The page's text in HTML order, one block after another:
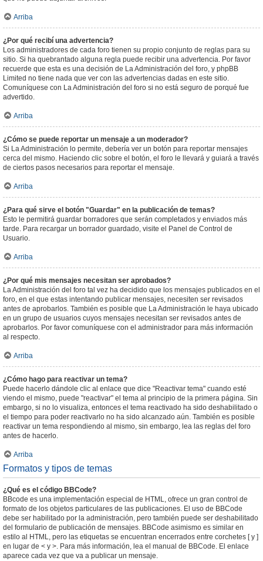
Arriba
¿Por qué recibí una advertencia?
Los administradores de cada foro tienen su propio conjunto de reglas para su
sitio. Si ha quebrantado alguna regla puede recibir una advertencia. Por favor
recuerde que esta es una decisión de La Administración del foro, y phpBB
Limited no tiene nada que ver con las advertencias dadas en este sitio.
Comuníquese con La Administración del foro si no está seguro de porqué fue
advertido.
Arriba
¿Cómo se puede reportar un mensaje a un moderador?
Si La Administración lo permite, debería ver un botón para reportar mensajes
cerca del mismo. Haciendo clic sobre el botón, el foro le llevará y guiará a través
de ciertos pasos necesarios para reportar el mensaje.
Arriba
¿Para qué sirve el botón "Guardar" en la publicación de temas?
Esto le permitirá guardar borradores que serán completados y enviados más
tarde. Para recargar un borrador guardado, visite el Panel de Control de
Usuario.
Arriba
¿Por qué mis mensajes necesitan ser aprobados?
La Administración del foro tal vez ha decidido que los mensajes publicados en el
foro, en el que estas intentando publicar mensajes, necesiten ser revisados
antes de aprobarlos. También es posible que La Administración le haya ubicado
en un grupo de usuarios cuyos mensajes necesitan ser revisados antes de
aprobarlos. Por favor comuníquese con el administrador para más información
al respecto.
Arriba
¿Cómo hago para reactivar un tema?
Puede hacerlo dándole clic al enlace que dice "Reactivar tema" cuando esté
viendo el mismo, puede "reactivar" el tema al principio de la primera página. Sin
embargo, si no lo visualiza, entonces el tema reactivado ha sido deshabilitado o
el tiempo para poder reactivarlo no ha sido alcanzado aún. También es posible
reactivar un tema respondiendo al mismo, sin embargo, lea las reglas del foro
antes de hacerlo.
Arriba
Formatos y tipos de temas
¿Qué es el código BBCode?
BBcode es una implementación especial de HTML, ofrece un gran control de
formato de los objetos particulares de las publicaciones. El uso de BBCode
debe ser habilitado por la administración, pero también puede ser deshabilitado
del formulario de publicación de mensajes. BBCode asimismo es similar en
estilo al HTML, pero las etiquetas se encuentran encerrados entre corchetes [ y ]
en lugar de < y >. Para más información, lea el manual de BBCode. El enlace
aparece cada vez que va a publicar un mensaje.